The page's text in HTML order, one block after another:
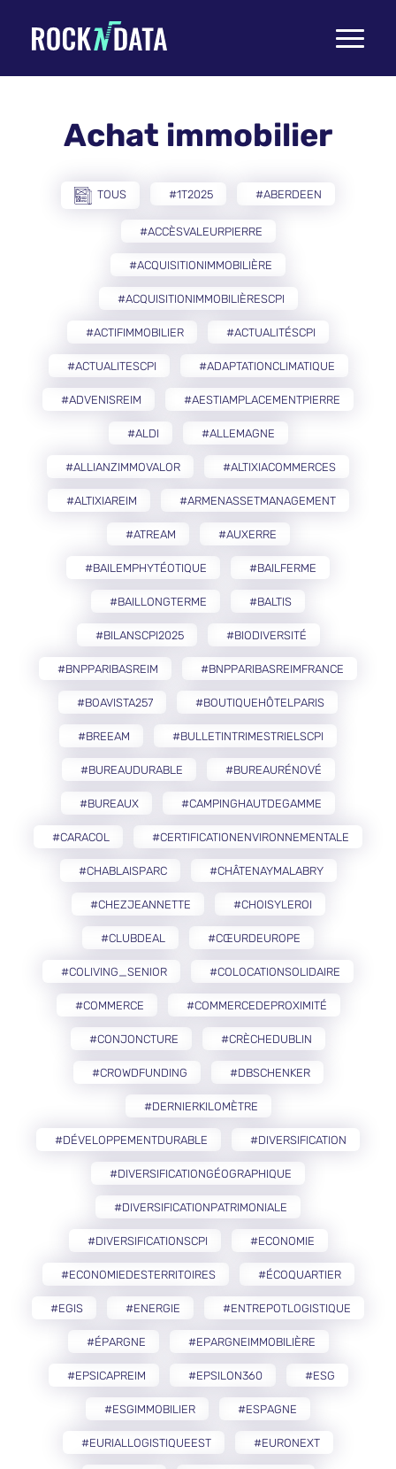
Toggle
Achat immobilier
TOUS #1T2025 #ABERDEEN
#ACCÈSVALEURPIERRE
#ACQUISITIONIMMOBILIÈRE
#ACQUISITIONIMMOBILIÈRESCPI
#ACTIFIMMOBILIER #ACTUALITÉSCPI
#ACTUALITESCPI #ADAPTATIONCLIMATIQUE
#ADVENISREIM #AESTIAMPLACEMENTPIERRE
#ALDI #ALLEMAGNE
#ALLIANZIMMOVALOR #ALTIXIACOMMERCES
#ALTIXIAREIM #ARMENASSETMANAGEMENT
#ATREAM #AUXERRE
#BAILEMPHYTÉOTIQUE #BAILFERME
#BAILLONGTERME #BALTIS
#BILANSCPI2025 #BIODIVERSITÉ
#BNPPARIBASREIM #BNPPARIBASREIMFRANCE
#BOAVISTA257 #BOUTIQUEHÔTELPARIS
#BREEAM #BULLETINTRIMESTRIELSCPI
#BUREAUDURABLE #BUREAURÉNOVÉ
#BUREAUX #CAMPINGHAUTDEGAMME
#CARACOL #CERTIFICATIONENVIRONNEMENTALE
#CHABLAISPARC #CHÂTENAYMALABRY
#CHEZJEANNETTE #CHOISYLEROI
#CLUBDEAL #CŒURDEUROPE
#COLIVING_SENIOR #COLOCATIONSOLIDAIRE
#COMMERCE #COMMERCEDEPROXIMITÉ
#CONJONCTURE #CRÈCHEDUBLIN
#CROWDFUNDING #DBSCHENKER
#DERNIERKILOMÈTRE
#DÉVELOPPEMENTDURABLE #DIVERSIFICATION
#DIVERSIFICATIONGÉOGRAPHIQUE
#DIVERSIFICATIONPATRIMONIALE
#DIVERSIFICATIONSCPI #ECONOMIE
#ECONOMIEDESTERRITOIRES #ÉCOQUARTIER
#EGIS #ENERGIE #ENTREPOTLOGISTIQUE
#ÉPARGNE #EPARGNEIMMOBILIÈRE
#EPSICAPREIM #EPSILON360 #ESG
#ESGIMMOBILIER #ESPAGNE
#EURIALLOGISTIQUEEST #EURONEXT